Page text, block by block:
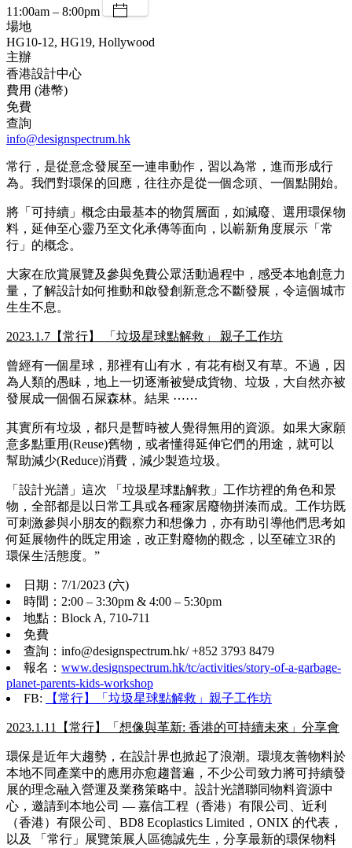
11:00am – 8:00pm
場地
HG10-12, HG19, Hollywood
主辦
香港設計中心
費用 (港幣)
免費
查詢
info@designspectrum.hk
常行，是從意念發展至一連串動作，習以為常，進而形成行
為。我們對環保的回應，往往亦是從一個念頭、一個點開始。
將「可持續」概念由最基本的物質層面，如減廢、選用環保物
料，延伸至心靈乃至文化承傳等面向，以嶄新角度展示「常
行」的概念。
大家在欣賞展覽及參與免費公眾活動過程中，感受本地創意力
量，了解設計如何推動和啟發創新意念不斷發展，令這個城市
生生不息。
2023.1.7【常行】 「垃圾星球點解救」 親子工作坊
曾經有一個星球，那裡有山有水，有花有樹又有草。不過，因
為人類的愚眛，地上一切逐漸被變成貨物、垃圾，大自然亦被
發展成一個個石屎森林。結果 ⋯⋯
其實所有垃圾，都只是暫時被人覺得無用的資源。如果大家願
意多點重用(Reuse)舊物，或者懂得延伸它們的用途，就可以
幫助減少(Reduce)消費，減少製造垃圾。
「設計光譜」這次 「垃圾星球點解救」工作坊裡的角色和景
物，全部都是以日常工具或各種家居廢物拼湊而成。工作坊既
可刺激參與小朋友的觀察力和想像力，亦有助引導他們思考如
何延展物件的既定用途，改正對廢物的觀念，以至確立3R的
環保生活態度。”
日期：7/1/2023 (六)
時間：2:00 – 3:30pm & 4:00 – 5:30pm
地點：Block A, 710-711
免費
查詢：info@designspectrum.hk/ +852 3793 8479
報名： www.designspectrum.hk/tc/activities/story-of-a-garbage-
planet-parents-kids-workshop
FB:
【常行】「垃圾星球點解救」親子工作坊
2023.1.11【常行】「想像與革新: 香港的可持續未來」分享會
環保是近年大趨勢，在設計界也掀起了浪潮。環境友善物料於
本地不同產業中的應用亦愈趨普遍，不少公司致力將可持續發
展的理念融入營運及業務策略中。設計光譜聯同物料資源中
心，邀請到本地公司 — 嘉信工程（香港）有限公司、近利
（香港）有限公司、BD8 Ecoplastics Limited，ONIX 的代表，
以及 「常行」展覽策展人區德誠先生，分享最新的環保物料